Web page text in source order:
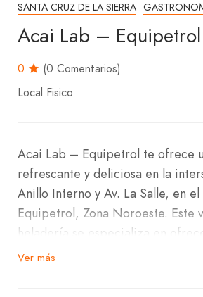
SANTA CRUZ DE LA SIERRA
Acai Lab – Equipetrol
0
(0 Comentarios)
Local Fisico
Acai Lab – Equipetrol te ofrece
refrescante y deliciosa en la
Anillo Interno y Av. La Salle, en
Equipetrol, Zona Noroeste. Este
heladería se especializa en
de opciones irresistibles para los
Ver más